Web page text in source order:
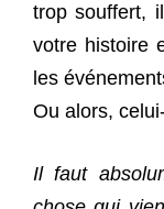
trop souffert,
votre histoire
les
Ou alors,
Il faut